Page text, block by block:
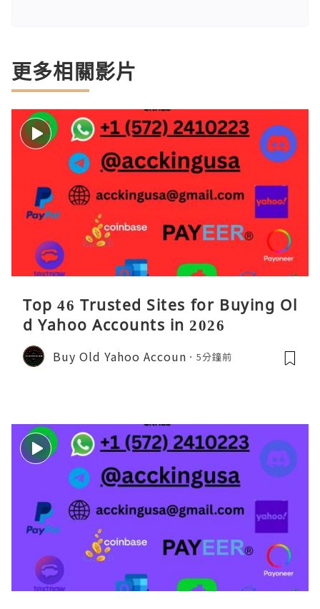
更多相關影片
Top 46 Trusted Sites for Buying Ol
d Yahoo Accounts in 2026
Buy Old Yahoo Accoun 5分鐘前